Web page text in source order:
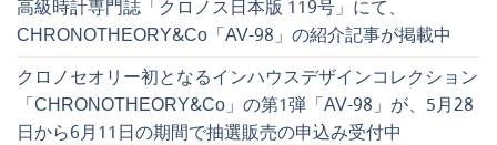
高級時計専門誌「クロノス日本版 119号」にて、
CHRONOTHEORY&Co「AV-98」の紹介記事が掲載中
クロノセオリー初となるインハウスデザインコレクション
「CHRONOTHEORY&Co」の第1弾「AV-98」が、5月28
日から6月11日の期間で抽選販売の申込み受付中